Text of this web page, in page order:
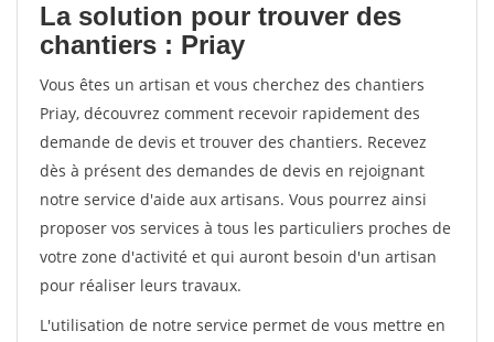
La solution pour trouver des
chantiers : Priay
Vous êtes un artisan et vous cherchez des chantiers
Priay, découvrez comment recevoir rapidement des
demande de devis et trouver des chantiers. Recevez
dès à présent des demandes de devis en rejoignant
notre service d'aide aux artisans. Vous pourrez ainsi
proposer vos services à tous les particuliers proches de
votre zone d'activité et qui auront besoin d'un artisan
pour réaliser leurs travaux.
L'utilisation de notre service permet de vous mettre en